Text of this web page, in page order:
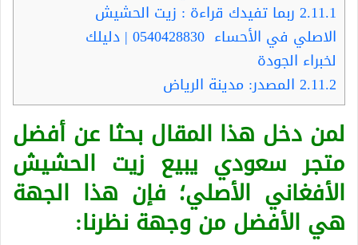
2.11.1 ربما تفيدك قراءة : زيت الحشيش
الاصلي في الأحساء 0540428830 | دليلك
لخبراء الجودة
2.11.2 المصدر: مدينة الرياض
لمن دخل هذا المقال بحثا عن أفضل
متجر سعودي يبيع زيت الحشيش
الأفغاني الأصلي؛ فإن هذا الجهة
هي الأفضل من وجهة نظرنا: